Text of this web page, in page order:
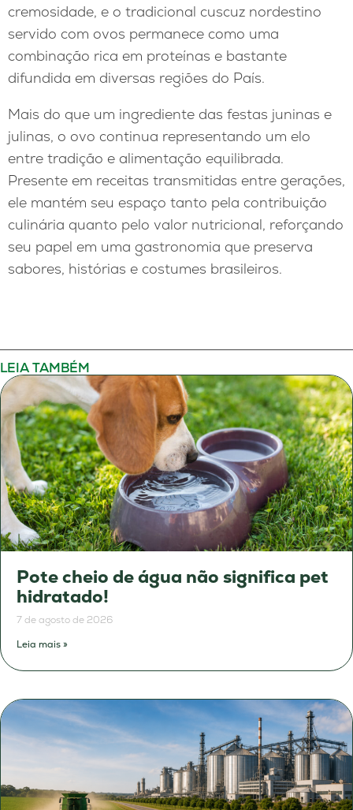
cremosidade, e o tradicional cuscuz nordestino
servido com ovos permanece como uma
combinação rica em proteínas e bastante
difundida em diversas regiões do País.
Mais do que um ingrediente das festas juninas e
julinas, o ovo continua representando um elo
entre tradição e alimentação equilibrada.
Presente em receitas transmitidas entre gerações,
ele mantém seu espaço tanto pela contribuição
culinária quanto pelo valor nutricional, reforçando
seu papel em uma gastronomia que preserva
sabores, histórias e costumes brasileiros.
LEIA TAMBÉM
Pote cheio de água não significa pet
hidratado!
7 de agosto de 2026
Leia mais »